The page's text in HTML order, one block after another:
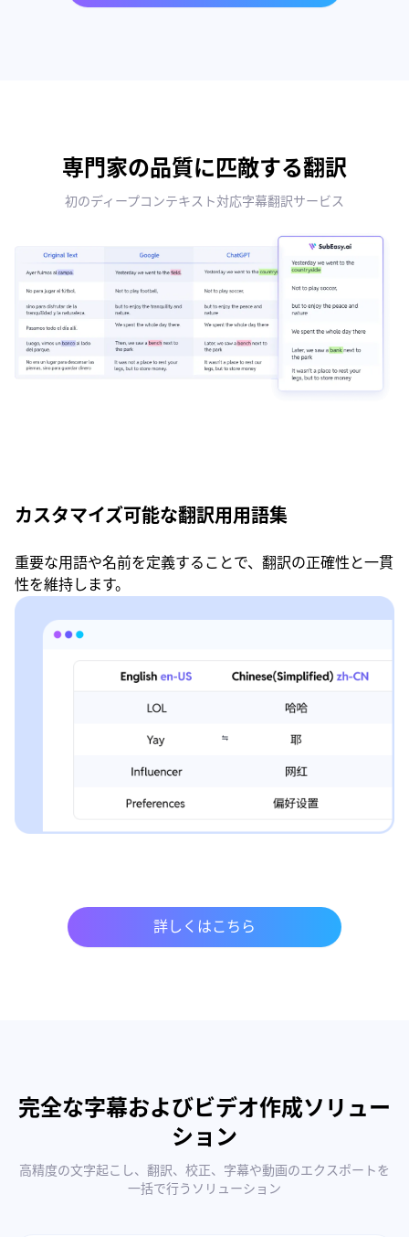
専門家の品質に匹敵する翻訳
初のディープコンテキスト対応字幕翻訳サービス
カスタマイズ可能な翻訳用用語集
重要な用語や名前を定義することで、翻訳の正確性と一貫
性を維持します。
詳しくはこちら
完全な字幕およびビデオ作成ソリュー
ション
高精度の文字起こし、翻訳、校正、字幕や動画のエクスポートを
一括で行うソリューション